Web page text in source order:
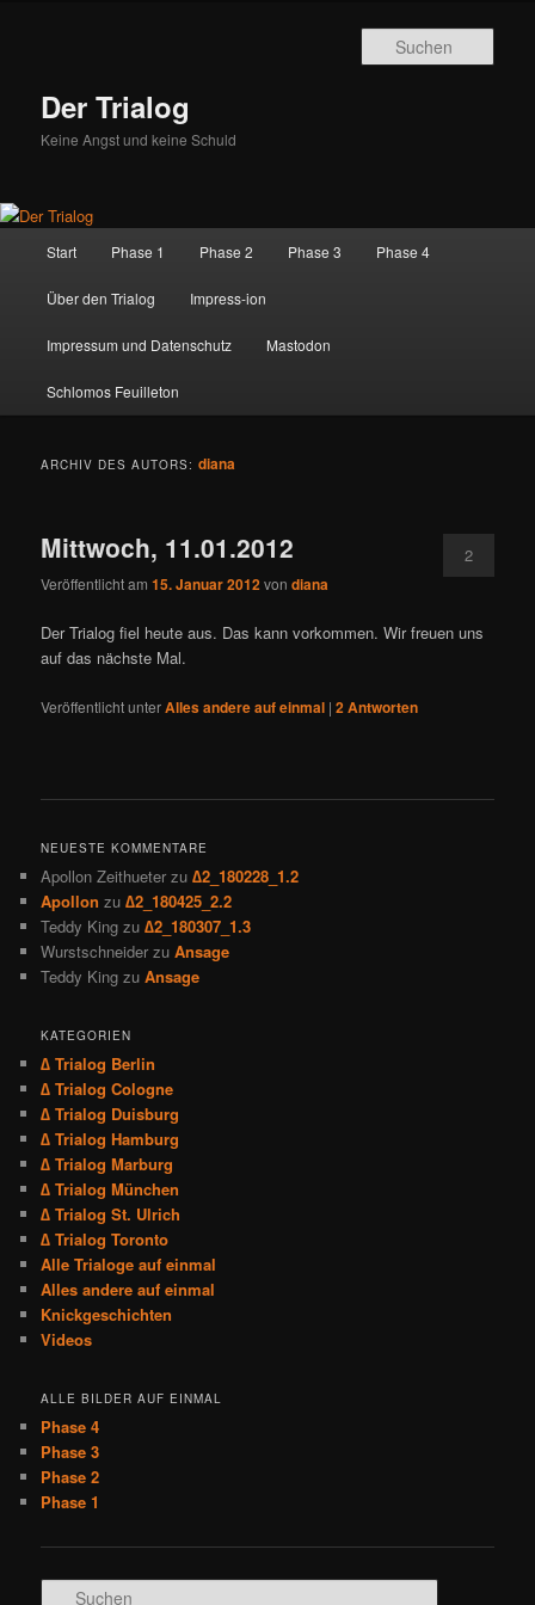
Der Trialog
Keine Angst und keine Schuld
Start Phase 1 Phase 2 Phase 3 Phase 4
Über den Trialog Impress-ion
Impressum und Datenschutz Mastodon
Schlomos Feuilleton
ARCHIV DES AUTORS:diana
Mittwoch, 11.01.2012
Veröffentlicht am15. Januar 2012vondiana
2
Der Trialog fiel heute aus. Das kann vorkommen. Wir freuen uns
auf das nächste Mal.
Veröffentlicht unterAlles andere auf einmal |2 Antworten
NEUESTE KOMMENTARE
Apollon Zeithueter zu∆2_180228_1.2
Apollon zu∆2_180425_2.2
Teddy King zu∆2_180307_1.3
Wurstschneider zuAnsage
Teddy King zuAnsage
KATEGORIEN
∆ Trialog Berlin
∆ Trialog Cologne
∆ Trialog Duisburg
∆ Trialog Hamburg
∆ Trialog Marburg
∆ Trialog München
∆ Trialog St. Ulrich
∆ Trialog Toronto
Alle Trialoge auf einmal
Alles andere auf einmal
Knickgeschichten
Videos
ALLE BILDER AUF EINMAL
Phase 4
Phase 3
Phase 2
Phase 1